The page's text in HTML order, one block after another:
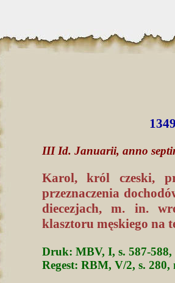
III Id. Januarii, anno
Karol, król czeski,
przeznaczenia
diecezjach, m. in.
klasztoru męskiego na
Druk: MBV, I, s. 587-588,
Regest: RBM, V/2, s. 280,